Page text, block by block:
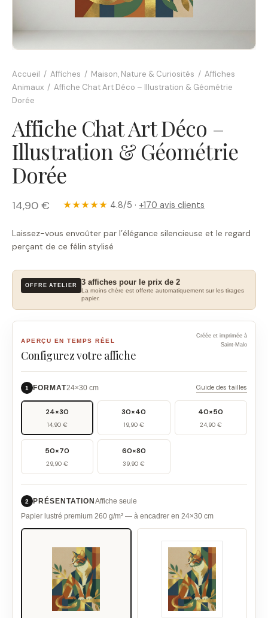
Accueil / Affiches / Maison, Nature & Curiosités / Affiches
Animaux / Affiche Chat Art Déco – Illustration & Géométrie
Dorée
Affiche Chat Art Déco –
Illustration & Géométrie
Dorée
14,90 € ★★★★★ 4.8/5 · +170 avis clients
Laissez-vous envoûter par l’élégance silencieuse et le regard
perçant de ce félin stylisé
OFFRE ATELIER 3 affiches pour le prix de 2
La moins chère est offerte automatiquement sur les tirages
papier.
APERÇU EN TEMPS RÉEL
Configurez votre affiche
Créée et imprimée à
Saint-Malo
1 FORMAT24×30 cm Guide des tailles
24×30
14,90 €
30×40
19,90 €
40×50
24,90 €
50×70
29,90 €
60×80
39,90 €
2 PRÉSENTATION Affiche seule
Papier lustré premium 260 g/m² — à encadrer en 24×30 cm